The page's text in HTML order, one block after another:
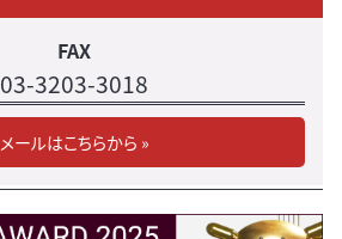
FAX
03-3203-3018
メールはこちらから »